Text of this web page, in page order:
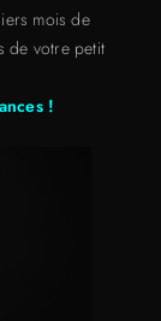
mois de
de votre petit
!